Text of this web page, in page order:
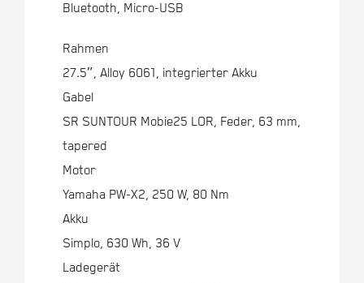
Bluetooth, Micro-USB
Rahmen
27.5″, Alloy 6061, integrierter Akku
Gabel
SR SUNTOUR Mobie25 LOR, Feder, 63 mm,
tapered
Motor
Yamaha PW-X2, 250 W, 80 Nm
Akku
Simplo, 630 Wh, 36 V
Ladegerät